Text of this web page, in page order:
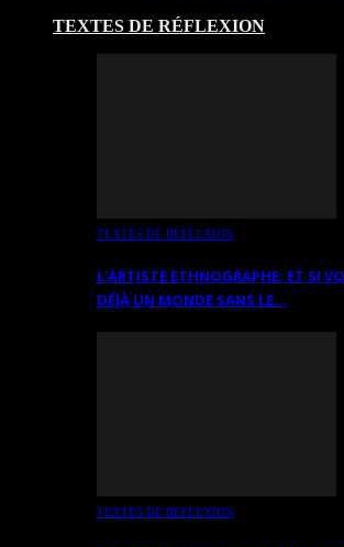
TEXTES DE RÉFLEXION
TEXTES DE RÉFLEXION
L’ARTISTE ETHNOGRAPHE: ET SI
DÉJÀ UN MONDE SANS LE…
TEXTES DE RÉFLEXION